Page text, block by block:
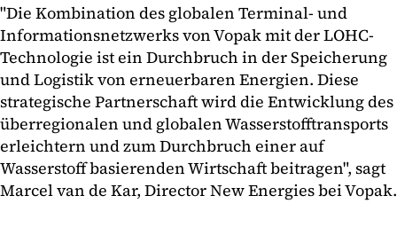
"Die Kombination des globalen Terminal- und
Informationsnetzwerks von Vopak mit der LOHC-
Technologie ist ein Durchbruch in der Speicherung
und Logistik von erneuerbaren Energien. Diese
strategische Partnerschaft wird die Entwicklung des
überregionalen und globalen Wasserstofftransports
erleichtern und zum Durchbruch einer auf
Wasserstoff basierenden Wirtschaft beitragen", sagt
Marcel van de Kar, Director New Energies bei Vopak.